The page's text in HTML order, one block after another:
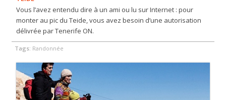
Vous l’avez entendu dire à un ami ou lu sur Internet : pour
monter au pic du Teide, vous avez besoin d’une autorisation
délivrée par Tenerife ON.
Tags: Randonnée